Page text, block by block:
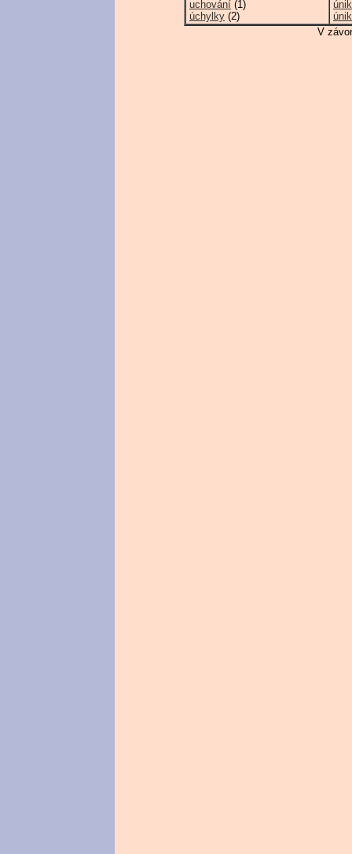
uchování (1)
úchylky (2)
V